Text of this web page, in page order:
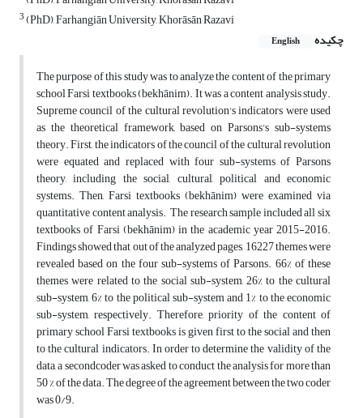
3(PhD), Farhangiān University, Khorāsān Razavi
چکیده
English
The purpose of this study was to analyze the content of the primary
school Farsi textbooks (bekhānim). It was a content analysis study.
Supreme council of the cultural revolution's indicators were used
as the theoretical framework, based on Parsons's sub-systems
theory. First, the indicators of the council of the cultural revolution
were equated and replaced with four sub-systems of Parsons
theory, including the social, cultural, political and economic
systems. Then, Farsi textbooks (bekhānim) were examined via
quantitative content analysis. The research sample included all six
textbooks of Farsi (bekhānim) in the academic year 2015-2016.
Findings showed that out of the analyzed pages, 16227 themes were
revealed based on the four sub-systems of Parsons. 66% of these
themes were related to the social sub-system, 26% to the cultural
sub-system, 6% to the political sub-system and 1% to the economic
sub-system, respectively. Therefore, priority of the content of
primary school Farsi textbooks is given first to the social and then
to the cultural indicators. In order to determine the validity of the
data, a secondcoder was asked to conduct the analysis for more than
50 % of the data. The degree of the agreement between the two coder
was 0/9.